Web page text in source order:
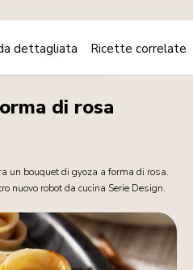
BRUNCH Print
di rosa
un bouquet di gyoza a forma di rosa.
nuovo robot da cucina Serie Design.
dettagliata Ricette correlate